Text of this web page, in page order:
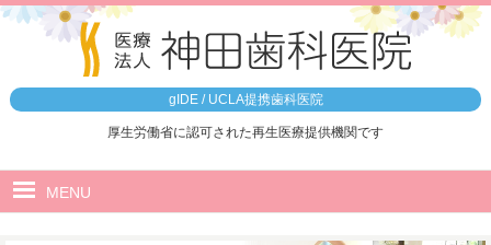
gIDE / UCLA提携歯科医院
厚生労働省に認可された再生医療提供機関です
MENU